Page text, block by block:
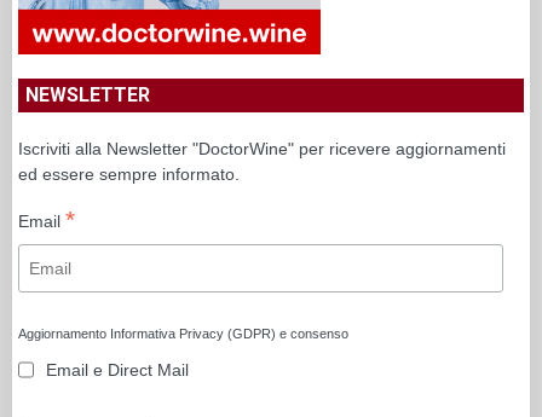
NEWSLETTER
Iscriviti alla Newsletter "DoctorWine" per ricevere aggiornamenti
ed essere sempre informato.
Email *
Aggiornamento Informativa Privacy (GDPR) e consenso
Email e Direct Mail